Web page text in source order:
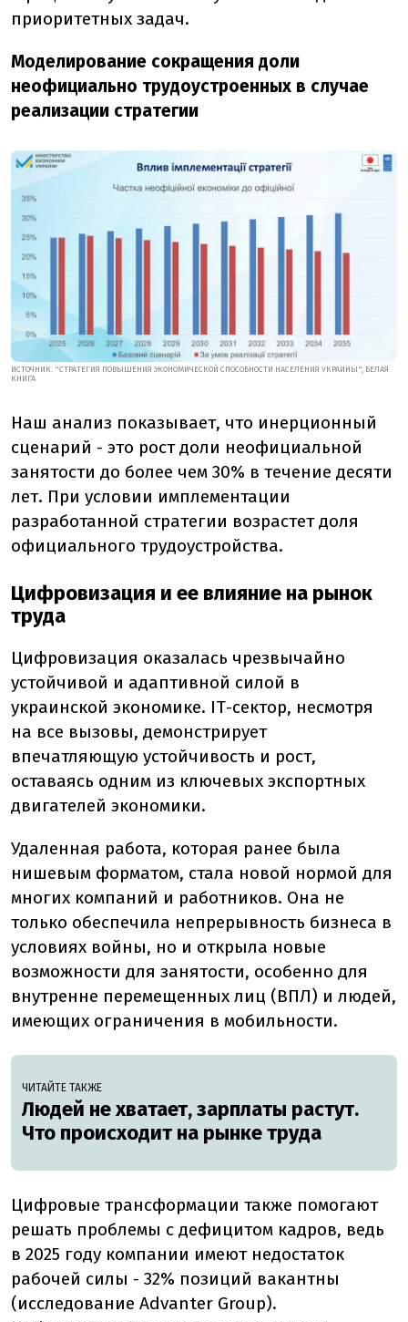
приоритетных задач.
Моделирование сокращения доли
неофициально трудоустроенных в случае
реализации стратегии
ИСТОЧНИК: "СТРАТЕГИЯ ПОВЫШЕНИЯ ЭКОНОМИЧЕСКОЙ СПОСОБНОСТИ НАСЕЛЕНИЯ УКРАИНЫ", БЕЛАЯ
КНИГА
Наш анализ показывает, что инерционный
сценарий - это рост доли неофициальной
занятости до более чем 30% в течение десяти
лет. При условии имплементации
разработанной стратегии возрастет доля
официального трудоустройства.
Цифровизация и ее влияние на рынок
труда
Цифровизация оказалась чрезвычайно
устойчивой и адаптивной силой в
украинской экономике. ІТ-сектор, несмотря
на все вызовы, демонстрирует
впечатляющую устойчивость и рост,
оставаясь одним из ключевых экспортных
двигателей экономики.
Удаленная работа, которая ранее была
нишевым форматом, стала новой нормой для
многих компаний и работников. Она не
только обеспечила непрерывность бизнеса в
условиях войны, но и открыла новые
возможности для занятости, особенно для
внутренне перемещенных лиц (ВПЛ) и людей,
имеющих ограничения в мобильности.
ЧИТАЙТЕ ТАКЖЕ
Людей не хватает, зарплаты растут.
Что происходит на рынке труда
Цифровые трансформации также помогают
решать проблемы с дефицитом кадров, ведь
в 2025 году компании имеют недостаток
рабочей силы - 32% позиций вакантны
(исследование Advanter Group).